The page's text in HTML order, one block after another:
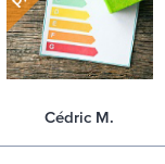
Cédric M.